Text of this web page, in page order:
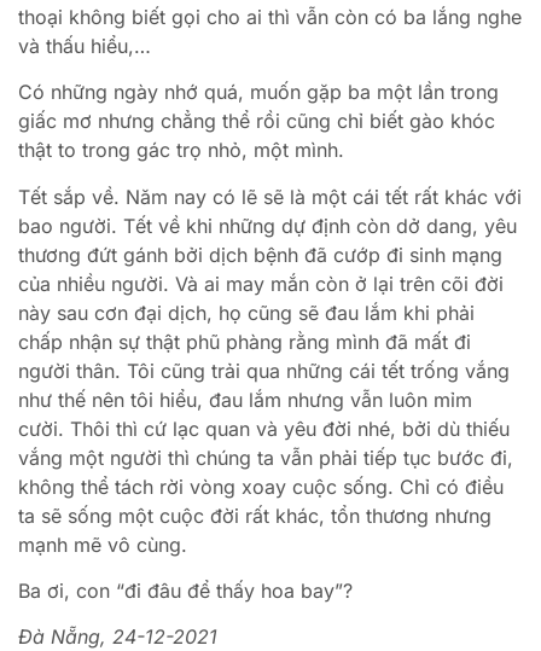
thoại không biết gọi cho ai thì vẫn còn có ba lắng nghe
và thấu hiểu,…
Có những ngày nhớ quá, muốn gặp ba một lần trong
giấc mơ nhưng chẳng thể rồi cũng chỉ biết gào khóc
thật to trong gác trọ nhỏ, một mình.
Tết sắp về. Năm nay có lẽ sẽ là một cái tết rất khác với
bao người. Tết về khi những dự định còn dở dang, yêu
thương đứt gánh bởi dịch bệnh đã cướp đi sinh mạng
của nhiều người. Và ai may mắn còn ở lại trên cõi đời
này sau cơn đại dịch, họ cũng sẽ đau lắm khi phải
chấp nhận sự thật phũ phàng rằng mình đã mất đi
người thân. Tôi cũng trải qua những cái tết trống vắng
như thế nên tôi hiểu, đau lắm nhưng vẫn luôn mỉm
cười. Thôi thì cứ lạc quan và yêu đời nhé, bởi dù thiếu
vắng một người thì chúng ta vẫn phải tiếp tục bước đi,
không thể tách rời vòng xoay cuộc sống. Chỉ có điều
ta sẽ sống một cuộc đời rất khác, tổn thương nhưng
mạnh mẽ vô cùng.
Ba ơi, con “đi đâu để thấy hoa bay”?
Đà Nẵng, 24-12-2021